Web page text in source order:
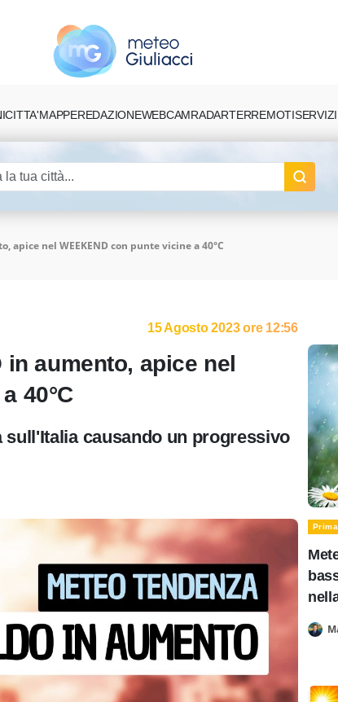
CITTA'MAPPEREDAZIONEWEBCAMRADARTERREMOTISERVIZI
apice nel WEEKEND con punte vicine a 40°C
15 Agosto 2023 ore 12:56
aumento, apice nel
40°C
causando un progressivo